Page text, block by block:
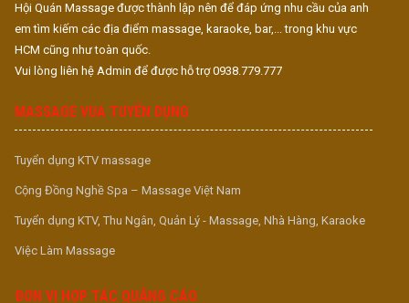
Hội Quán Massage được thành lập nên để đáp ứng nhu cầu của anh
em tìm kiếm các địa điểm massage, karaoke, bar,... trong khu vực
HCM cũng như toàn quốc.
Vui lòng liên hệ Admin để được hỗ trợ 0938.779.777
MASSAGE VUA TUYỂN DỤNG
Tuyển dụng KTV massage
Cộng Đồng Nghề Spa – Massage Việt Nam
Tuyển dụng KTV, Thu Ngân, Quản Lý - Massage, Nhà Hàng, Karaoke
Việc Làm Massage
ĐƠN VỊ HỢP TÁC QUẢNG CÁO